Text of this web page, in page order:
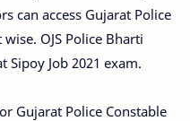
can access Gujarat Police
OJS Police Bharti
Sipoy Job 2021 exam.
Gujarat Police Constable